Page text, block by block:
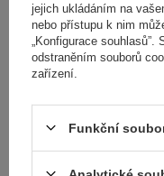
2 189,00 Kčs DPH
Produkt dostupný ve
jejich ukládáním na
nebo přístupu k nim
„Konfigurace
odstraněním souborů
zařízení.
Funkční